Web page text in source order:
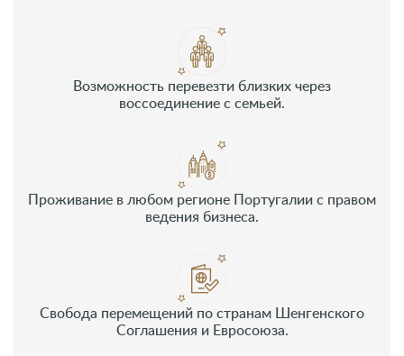
Возможность перевезти близких через
воссоединение с семьей.
Проживание в любом регионе Португалии с правом
ведения бизнеса.
Свобода перемещений по странам Шенгенского
Соглашения и Евросоюза.